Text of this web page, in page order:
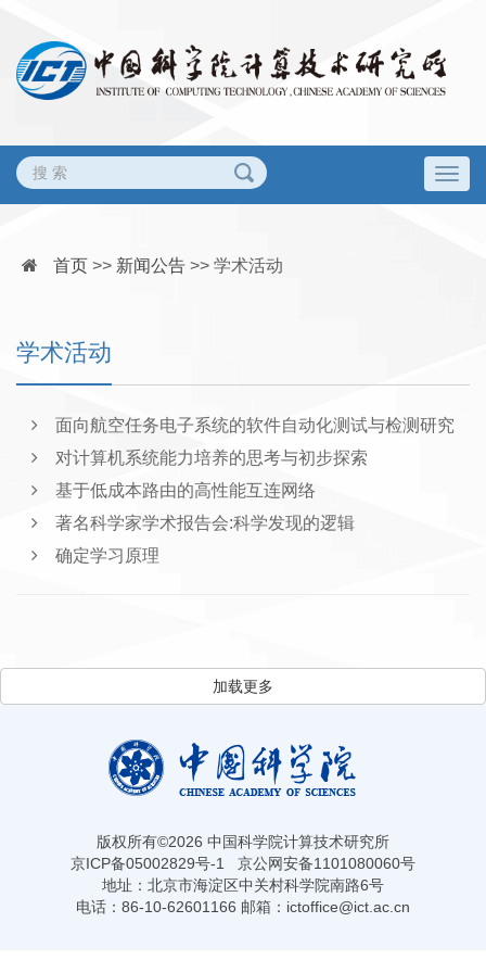
首页 >> 新闻公告 >> 学术活动
学术活动
面向航空任务电子系统的软件自动化测试与检测研究
对计算机系统能力培养的思考与初步探索
基于低成本路由的高性能互连网络
著名科学家学术报告会:科学发现的逻辑
确定学习原理
加载更多
版权所有©2026 中国科学院计算技术研究所
京ICP备05002829号-1
京公网安备1101080060号
地址：北京市海淀区中关村科学院南路6号
电话：86-10-62601166 邮箱：ictoffice@ict.ac.cn